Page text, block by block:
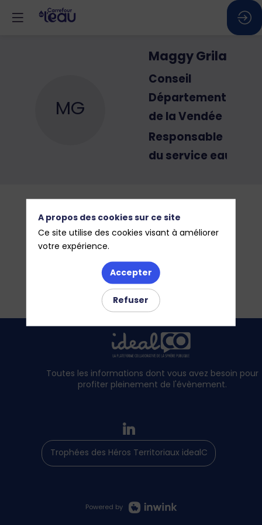
MG
MaggyGrila
Conseil
Départemental
de la Vendée
Responsable
du service eau
Toutes les informations dont vous avez besoin pour
profiter pleinement de l'évènement.
Trophées des Héros Territoriaux idealCO
Powered by
A propos des cookies sur ce site
Ce site utilise des cookies visant à améliorer
votre expérience.
Accepter
Refuser